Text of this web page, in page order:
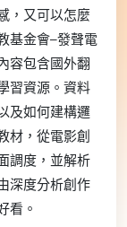
，又可以怎麼
基金會─發聲電
容包含國外翻
習資源。資料
及如何建構邏
材，從電影創
調度，並解析
深度分析創作
看。